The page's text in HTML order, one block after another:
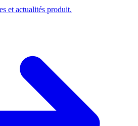
et actualités produit.